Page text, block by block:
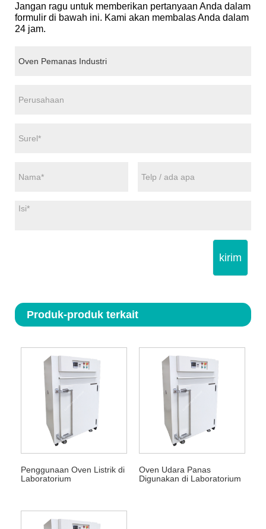
Jangan ragu untuk memberikan pertanyaan Anda dalam
formulir di bawah ini. Kami akan membalas Anda dalam
24 jam.
kirim
Produk-produk terkait
Penggunaan Oven Listrik di
Laboratorium
Oven Udara Panas
Digunakan di Laboratorium